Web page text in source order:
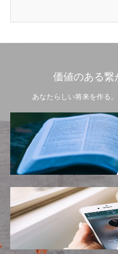
価値のある繋
あなたらしい将来を作る